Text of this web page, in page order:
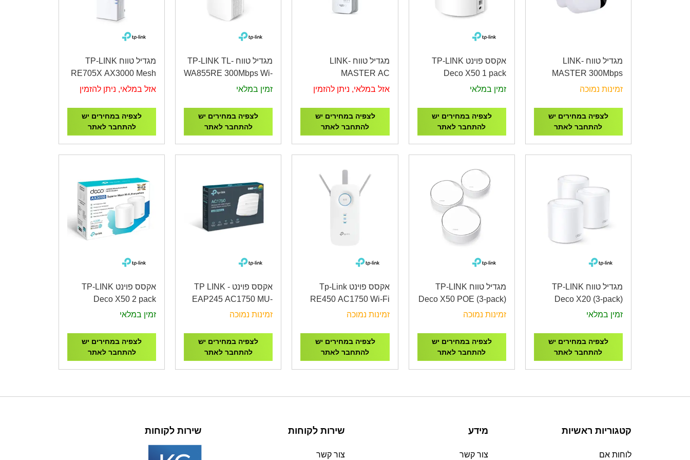
מגדיל טווח LINK-
MASTER 300Mbps
Universal Wi-Fi Range
זמינות נמוכה
לצפיה במחירים יש
להתחבר לאתר
אקסס פוינט TP-LINK
Deco X50 1 pack
AX3000 Whole Home
זמין במלאי
לצפיה במחירים יש
להתחבר לאתר
מגדיל טווח LINK-
MASTER AC
1200Mbps Dual Band
אזל במלאי, ניתן להזמין
לצפיה במחירים יש
להתחבר לאתר
מגדיל טווח TP-LINK TL-
WA855RE 300Mbps Wi-
Fi Range Extender
זמין במלאי
לצפיה במחירים יש
להתחבר לאתר
מגדיל טווח TP-LINK
RE705X AX3000 Mesh
WiFi 6 Extender
אזל במלאי, ניתן להזמין
לצפיה במחירים יש
להתחבר לאתר
מגדיל טווח TP-LINK
Deco X20 (3-pack)
AX1800 Whole Home
זמין במלאי
לצפיה במחירים יש
להתחבר לאתר
מגדיל טווח TP-LINK
Deco X50 POE (3-pack)
AX3000 Whole Home
with PoE
זמינות נמוכה
לצפיה במחירים יש
להתחבר לאתר
אקסס פוינט Tp-Link
RE450 AC1750 Wi-Fi
Range Extender
זמינות נמוכה
לצפיה במחירים יש
להתחבר לאתר
אקסס פוינט - TP LINK
EAP245 AC1750 MU-
MIMO
זמינות נמוכה
לצפיה במחירים יש
להתחבר לאתר
אקסס פוינט TP-LINK
Deco X50 2 pack
AX3000 Whole Home
זמין במלאי
לצפיה במחירים יש
להתחבר לאתר
קטגוריות ראשיות
לוחות אם
מידע
צור קשר
שירות לקוחות
צור קשר
שירות לקוחות